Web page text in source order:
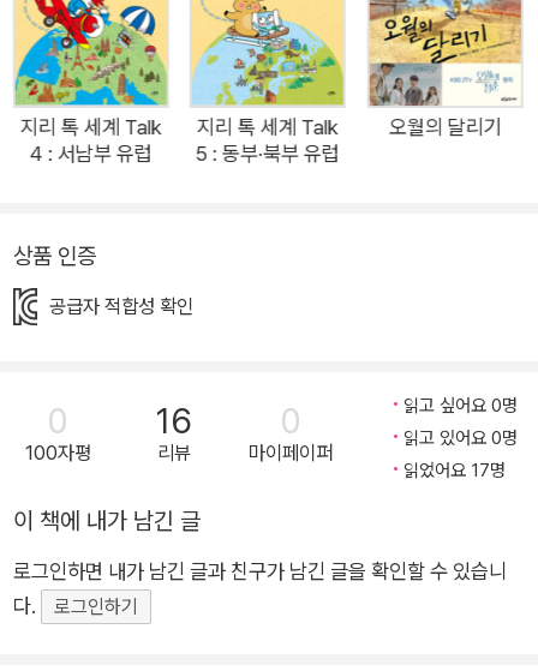
전에 한 사람으로서 아이들에게 솔직하게 다가가고, 새엄마 새아
빠라는 이름을 앞세우기 보다는 각자의 엄마와 아빠가 사랑하는
사람으로 자신을 봐 주기를 바라면서 아이들과의 유대 관계에 노
력한다. 그러면서도 아이의 마음에 존재하는 친부모의 자리를 존
중해 준다. 부모나 자식이 아닌 사람 대 사람으로 소통하자 아이
며 사랑을 나누고 느끼면서 아이들은 자신을 사랑하는 또 한 명의
아빠와 엄마에게 함박웃음을 내보인다. 사춘기 소녀의 시점으로
형성한다. 공감대를 이룬 독자들은 다온이와 함께 방황하고 성장
하며 코끝 찡한 감동을 느낄 것이다. 엄마의 재혼에 마음의 풍랑
친부에 대한 그리움, 새 가족이 만나는 과정에서 생기는 아이의
맞닥뜨리면 방황하기 마련인데, 열세 살 다온이에게는 엄마의 재
혼이 그렇다. 다온이는 자기 자식들은 신경도 안 쓰면서 남의 아
지리 톡 세계 Talk
4 : 서남부 유럽
지리 톡 세계 Talk
5 : 동부·북부 유럽
오월의 달리기
상품 인증
공급자 적합성 확인
0
100자평
16
리뷰
0
마이페이퍼
읽고 싶어요 0명
읽고 있어요 0명
읽었어요 17명
이 책에 내가 남긴 글
로그인하면 내가 남긴 글과 친구가 남긴 글을 확인할 수 있습니
다.
로그인하기